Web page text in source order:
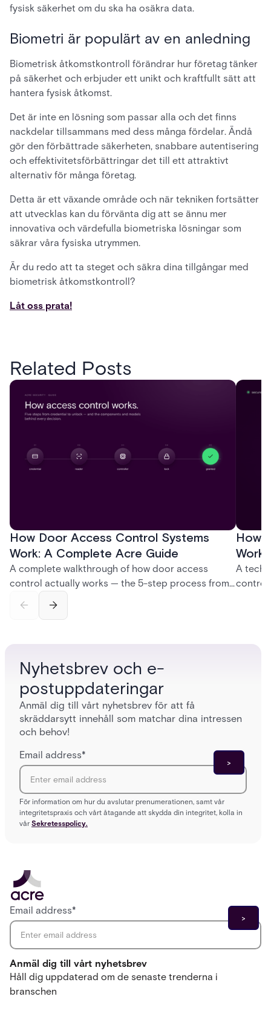
fysisk säkerhet om du ska ha osäkra data.
Biometri är populärt av en anledning
Biometrisk åtkomstkontroll förändrar hur företag tänker
på säkerhet och erbjuder ett unikt och kraftfullt sätt att
hantera fysisk åtkomst.
Det är inte en lösning som passar alla och det finns
nackdelar tillsammans med dess många fördelar. Ändå
gör den förbättrade säkerheten, snabbare autentisering
och effektivitetsförbättringar det till ett attraktivt
alternativ för många företag.
Detta är ett växande område och när tekniken fortsätter
att utvecklas kan du förvänta dig att se ännu mer
innovativa och värdefulla biometriska lösningar som
säkrar våra fysiska utrymmen.
Är du redo att ta steget och säkra dina tillgångar med
biometrisk åtkomstkontroll?
Låt oss prata!
Related Posts
How Door Access Control Systems
Work: A Complete Acre Guide
A complete walkthrough of how door access
control actually works — the 5-step process from
and software components, and the access control
How
A
control
Nyhetsbrev och e-
postuppdateringar
Anmäl dig till vårt nyhetsbrev för att få
skräddarsytt innehåll som matchar dina intressen
och behov!
Email address*
För information om hur du avslutar prenumerationen, samt vår
integritetspraxis och vårt åtagande att skydda din integritet, kolla in
vår Sekretesspolicy.
Anmäl dig till vårt nyhetsbrev
Håll dig uppdaterad om de senaste trenderna i
branschen
Email address*